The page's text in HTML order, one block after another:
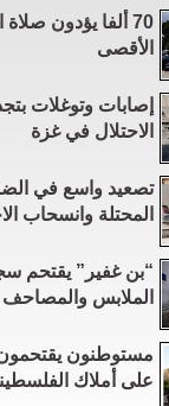
70 ألفا يؤدون
الأقصى
إصابات وتوغلات
الاحتلال في غزة
تصعيد واسع في
المحتلة وانسحاب
“بن غفير” يقتحم
الملابس والمصاحف
مستوطنون
على أملاك